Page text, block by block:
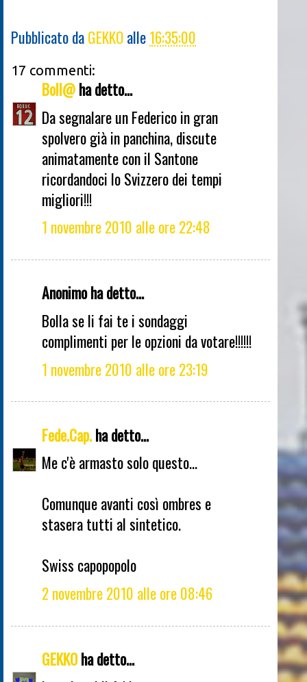
Pubblicato daGEKKOalle16:35:00
17 commenti:
Boll@ha detto...
Da segnalare un Federico in gran
spolvero già in panchina, discute
animatamente con il Santone
ricordandoci lo Svizzero dei tempi
migliori!!!
1 novembre 2010 alle ore 22:48
Anonimo ha detto...
Bolla se li fai te i sondaggi
complimenti per le opzioni da votare!!!!!!
1 novembre 2010 alle ore 23:19
Fede.Cap.ha detto...
Me c'è armasto solo questo...
Comunque avanti così ombres e
stasera tutti al sintetico.
Swiss capopopolo
2 novembre 2010 alle ore 08:46
GEKKOha detto...